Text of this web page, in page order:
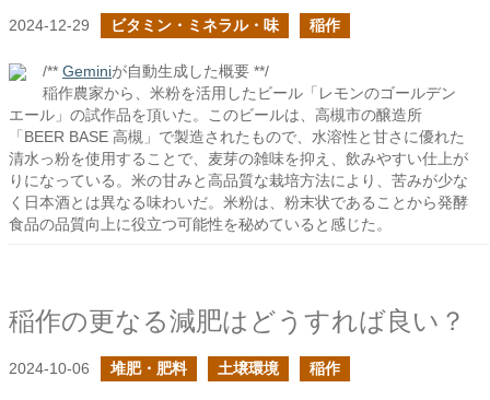
2024-12-29 ビタミン・ミネラル・味 稲作
/** Geminiが自動生成した概要 **/
稲作農家から、米粉を活用したビール「レモンのゴールデン
エール」の試作品を頂いた。このビールは、高槻市の醸造所
「BEER BASE 高槻」で製造されたもので、水溶性と甘さに優れた
清水っ粉を使用することで、麦芽の雑味を抑え、飲みやすい仕上が
りになっている。米の甘みと高品質な栽培方法により、苦みが少な
く日本酒とは異なる味わいだ。米粉は、粉末状であることから発酵
食品の品質向上に役立つ可能性を秘めていると感じた。
稲作の更なる減肥はどうすれば良い？
2024-10-06 堆肥・肥料 土壌環境 稲作